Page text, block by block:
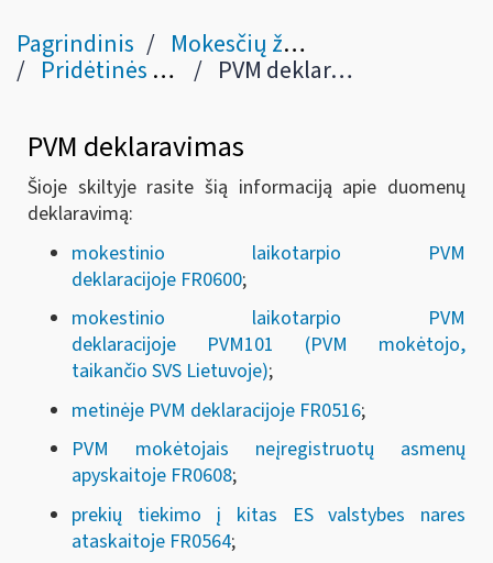
Pagrindinis Mokesčių žinynas
Pridėtinės vertės mokestis PVM deklaravimas (IX skyrius)
PVM deklaravimas
Šioje skiltyje rasite šią informaciją apie duomenų
deklaravimą:
mokestinio laikotarpio PVM
deklaracijoje FR0600;
mokestinio laikotarpio PVM
deklaracijoje PVM101 (PVM mokėtojo,
taikančio SVS Lietuvoje);
metinėje PVM deklaracijoje FR0516;
PVM mokėtojais neįregistruotų asmenų
apyskaitoje FR0608;
prekių tiekimo į kitas ES valstybes nares
ataskaitoje FR0564;